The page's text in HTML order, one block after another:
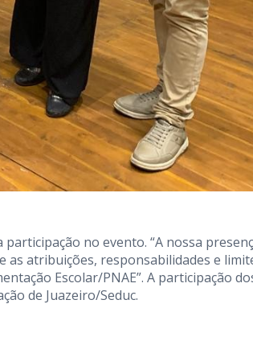
no evento. “A nossa
atribuições, responsabilidades e
Escolar/PNAE”. A participação
de Juazeiro/Seduc.